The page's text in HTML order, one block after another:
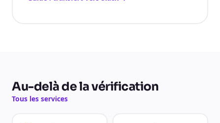
Au-delà de la vérification
Tous les services